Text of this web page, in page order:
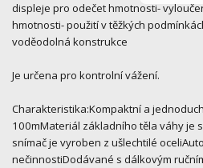
displeje pro odečet hmotnosti-
hmotnosti- použití v těžkých
voděodolná konstrukce
Je určena pro kontrolní vážení.
Charakteristika:Kompaktní a
100mMateriál základního těla váhy je
snímač je vyroben z ušlechtilé
nečinnostiDodávané s dálkovým